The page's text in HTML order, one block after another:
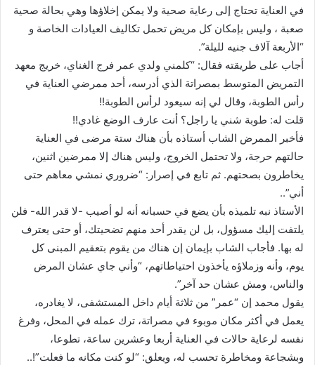
في العناية تحتاج إلى رعاية صحية ولا يمكن إخلاؤها وهي بحالة صحية
صعبة ، وليس بإمكان كل مريض تحمل تكاليف العيادات الخاصة و
“الأربعة آلاف جنيه لليلة”.
أجاب على طريقته فقال: “كلمني ولدي عمر فرج الغناي، خريج معهد
التمريض المتوسط بمصراتة الذي أدرسه، أحد ممرضي العناية في
رأس الطوبة، وقال لي إنه سيعود لرأس الطوبة!!
قلت له: طوبة شني يا راجل؟ أنت عارف الوضع غادي!!
فأخبر الممرض الشاب أستاذه بأن هناك ستة مرضى في العناية
حالتهم حرجة، ولا تحتمل الخروج، وليس هناك إلا ممرضين اثنين،
يخاطرون بصحتهم. ثم تابع في إصرار: “ضروري نمشي معاهم حتى
أني”..
الأستاذ نبه تلميذه بأن يضع في حسبانه أنه لو أصيب -لا قدر الله- فلن
يلتفت إليك مسؤول، بل لن يقدر أحد منهم تضحيتك، أو حتى يعترف
له بها. فأجاب الشاب بإيمان إن هناك من يقوم بتعقيم المبنى كل
يوم، وأنه وزملاؤه يأخذون احتياطاتهم، “وأني جاي عشان المرض
والناس، ومش عشان حد آخر”.
يقول محمد إن “عمر” من ثلاثة أيام داخل المستشفى، لا يغادره،
يعمل في أكثر مكان موبوء في مصراتة، ترك عمله في المحل، وفرغ
نفسه لرعاية حالات في العناية أربعا وعشرين ساعة، تطوعا،
وبشجاعة ومخاطرة تحسب له، ويعلق: “لو كنت مكانه ما فعلت”!..